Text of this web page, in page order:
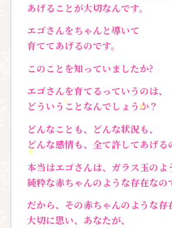
あげることが大切なんです。
エゴさんをちゃんと導いて
育ててあげるのです。
このことを知っていましたか?
エゴさんを育てるっていうのは、
どういうことなんでしょうか？
どんなことも、どんな状況も、
どんな感情も、全て許してあげる
本当はエゴさんは、ガラス玉のよ
純粋な赤ちゃんのような存在なの
だから、その赤ちゃんのような存
大切に思い、あなたが、